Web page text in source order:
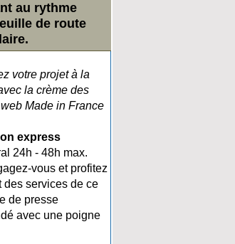
au rythme
de route
votre projet à la
la crème des
Made in France
express
24h - 48h max.
vous et profitez
des services de ce
de presse
avec une poigne